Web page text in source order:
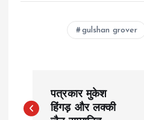
gulshan grover
o
पत्रकार मुकेश
हिंगड़ और लक्की